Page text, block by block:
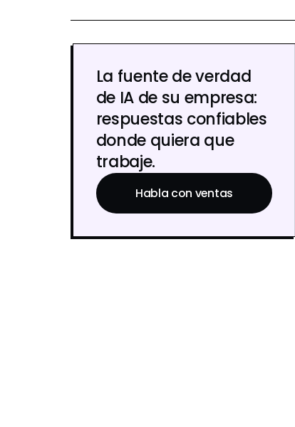
La fuente de verdad
de IA de su empresa:
respuestas confiables
donde quiera que
trabaje.
Habla con ventas